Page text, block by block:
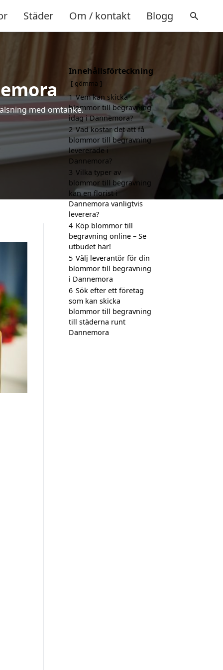
Städer Om / kontakt Blogg
med omtanke.
Innehållsförteckning
gömma
1 Vem kan skicka
blommor till begravning
idag i Dannemora?
2 Vad kostar det att få
blommor till begravning
levererade i
Dannemora?
3 Vilka typer av
blommor till begravning
kan en florist i
Dannemora vanligtvis
leverera?
4 Köp blommor till
begravning online – Se
utbudet här!
5 Välj leverantör för din
blommor till begravning
i Dannemora
6 Sök efter ett företag
som kan skicka
blommor till begravning
till städerna runt
Dannemora